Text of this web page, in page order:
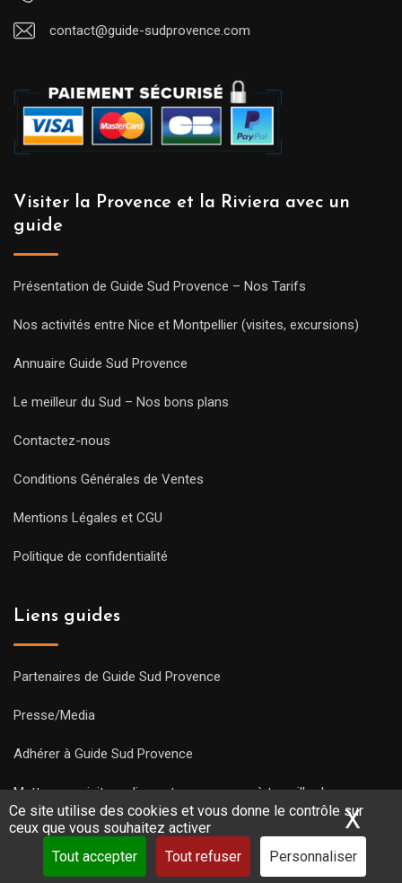
Ce site utilise des cookies et vous donne le contrôle sur
ceux que vous souhaitez activer
Tout accepter
Tout refuser Personnaliser
X
contact@guide-sudprovence.com
Visiter la Provence et la Riviera avec un
guide
Présentation de Guide Sud Provence – Nos Tarifs
Nos activités entre Nice et Montpellier (visites, excursions)
Annuaire Guide Sud Provence
Le meilleur du Sud – Nos bons plans
Contactez-nous
Conditions Générales de Ventes
Mentions Légales et CGU
Politique de confidentialité
Liens guides
Partenaires de Guide Sud Provence
Presse/Media
Adhérer à Guide Sud Provence
Mettre une visite en ligne et commencez à travailler !